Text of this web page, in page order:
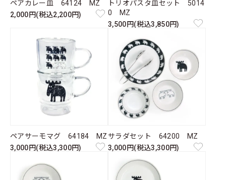
ペアカレー皿 64124 MZ
2,000円(税込2,200円)
トリオパスタ皿セット 5014
0 MZ
3,500円(税込3,850円)
ペアサーモマグ 64184 MZ
3,000円(税込3,300円)
サラダセット 64200 MZ
3,000円(税込3,300円)